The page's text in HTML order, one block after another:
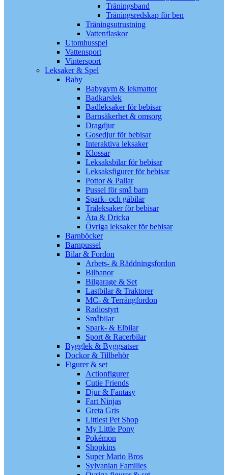
Träningsband
Träningsredskap för ben
Träningsutrustning
Vattenflaskor
Utomhusspel
Vattensport
Vintersport
Leksaker & Spel
Baby
Babygym & lekmattor
Badkarslek
Badleksaker för bebisar
Barnsäkerhet & omsorg
Dragdjur
Gosedjur för bebisar
Interaktiva leksaker
Klossar
Leksaksbilar för bebisar
Leksaksfigurer för bebisar
Pottor & Pallar
Pussel för små barn
Spark- och gåbilar
Träleksaker för bebisar
Äta & Dricka
Övriga leksaker för bebisar
Barnböcker
Barnpussel
Bilar & Fordon
Arbets- & Räddningsfordon
Bilbanor
Bilgarage & Set
Lastbilar & Traktorer
MC- & Terrängfordon
Radiostyrt
Småbilar
Spark- & Elbilar
Sport & Racerbilar
Bygglek & Byggsatser
Dockor & Tillbehör
Figurer & set
Actionfigurer
Cutie Friends
Djur & Fantasy
Fart Ninjas
Greta Gris
Littlest Pet Shop
My Little Pony
Pokémon
Shopkins
Super Mario Bros
Sylvanian Families